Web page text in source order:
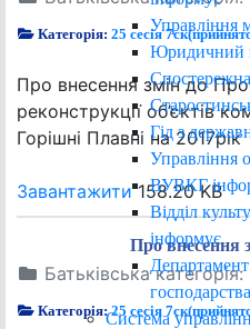
Управління
Юридичний
Гід з
Управління
ВУВКГ
Відділ
інформує
господарства
Система
Категорія:25 сесія
Про внесення змін до
реконструкції об’єктів
Горішні Плавні на 2017рік
Завантажити158.20 KB
Про внесення
Батьківська категорія:
Категорія:25 сесія